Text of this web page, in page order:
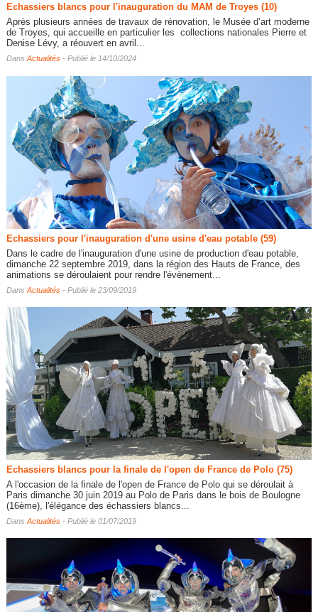
Echassiers blancs pour l'inauguration du MAM de Troyes (10)
Après plusieurs années de travaux de rénovation, le Musée d’art moderne
de Troyes, qui accueille en particulier les collections nationales Pierre et
Denise Lévy, a réouvert en avril...
DansActualités- Publié le 14/10/2024
Echassiers pour l'inauguration d'une usine d'eau potable (59)
Dans le cadre de l'inauguration d'une usine de production d'eau potable,
dimanche 22 septembre 2019, dans la région des Hauts de France, des
animations se déroulaient pour rendre l'évènement...
Dans Actualités- Publié le 23/09/2019
Echassiers blancs pour la finale de l'open de France de Polo (75)
A l'occasion de la finale de l'open de France de Polo qui se déroulait à
Paris dimanche 30 juin 2019 au Polo de Paris dans le bois de Boulogne
(16ème), l'élégance des échassiers blancs...
Dans Actualités- Publié le 01/07/2019